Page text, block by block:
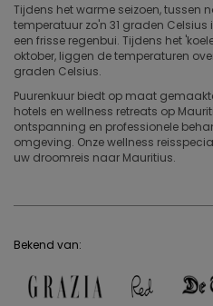
Tijdens het warme seizoen, tussen
temperatuur zo'n 31 graden
een frisse regenbui. Tijdens het
oktober, liggen de temperaturen
graden Celsius.
Puurenkuur biedt op maat
hotels en wellness retreats op
ontspanning en professionele
omgeving. Onze wellness
uw droomreis naar Mauritius.
Bekend van: